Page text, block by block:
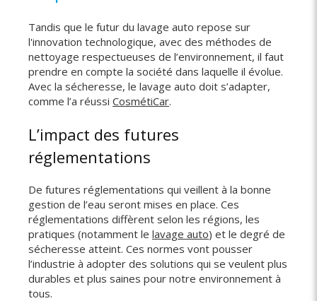
Tandis que le futur du lavage auto repose sur
l'innovation technologique, avec des méthodes de
nettoyage respectueuses de l’environnement, il faut
prendre en compte la société dans laquelle il évolue.
Avec la sécheresse, le lavage auto doit s’adapter,
comme l’a réussi CosmétiCar.
L’impact des futures
réglementations
De futures réglementations qui veillent à la bonne
gestion de l’eau seront mises en place. Ces
réglementations diffèrent selon les régions, les
pratiques (notamment le lavage auto) et le degré de
sécheresse atteint. Ces normes vont pousser
l’industrie à adopter des solutions qui se veulent plus
durables et plus saines pour notre environnement à
tous.